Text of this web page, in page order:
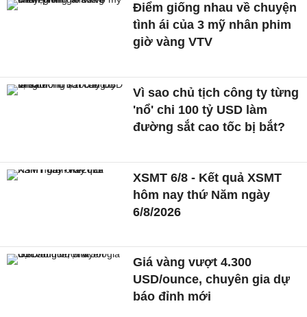
Điểm giống nhau về chuyện
tình ái của 3 mỹ nhân phim
giờ vàng VTV
Vì sao chủ tịch công ty từng
'nổ' chi 100 tỷ USD làm
đường sắt cao tốc bị bắt?
XSMT 6/8 - Kết quả XSMT
hôm nay thứ Năm ngày
6/8/2026
Giá vàng vượt 4.300
USD/ounce, chuyên gia dự
báo đỉnh mới